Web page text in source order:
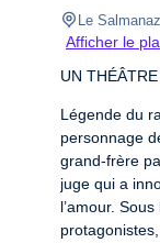
Le
Afficher le
UN
Légende du
personnage
grand-frère
juge qui a
l’amour.